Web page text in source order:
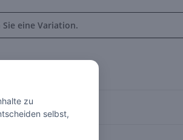
eine Variation.
zu
selbst,